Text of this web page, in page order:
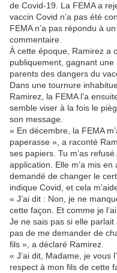
de Covid-19. La FEMA a
vaccin Covid n’a pas été
FEMA n’a pas répondu à un
commentaire.
À cette époque, Ramirez a
publiquement, gagnant
parents des dangers du
Dans une tournure
Ramirez, la FEMA l’a
semble viser à la fois le
son message.
« En décembre, la FEMA
paperasse », a raconté
ses papiers. Tu m’as
application. Elle m’a mis
demandé de changer le
indique Covid, et cela
« J’ai dit : Non, je ne
cette façon. Et comme je
Je ne sais pas si elle parlait
pas de me demander de
fils », a déclaré Ramirez.
« J’ai dit, Madame, je vous
respect à mon fils de cette